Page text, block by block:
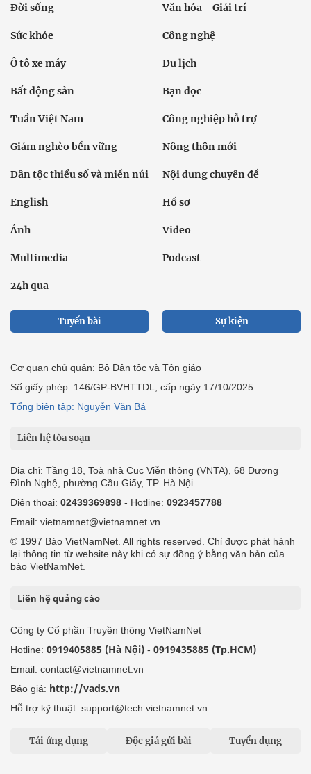
Đời sống Văn hóa - Giải trí
Sức khỏe Công nghệ
Ô tô xe máy Du lịch
Bất động sản Bạn đọc
Tuần Việt Nam Công nghiệp hỗ trợ
Giảm nghèo bền vững Nông thôn mới
Dân tộc thiểu số và miền núi Nội dung chuyên đề
English Hồ sơ
Ảnh Video
Multimedia Podcast
24h qua
Tuyến bài Sự kiện
Cơ quan chủ quản: Bộ Dân tộc và Tôn giáo
Số giấy phép: 146/GP-BVHTTDL, cấp ngày 17/10/2025
Tổng biên tập: Nguyễn Văn Bá
Liên hệ tòa soạn
Địa chỉ: Tầng 18, Toà nhà Cục Viễn thông (VNTA), 68 Dương
Đình Nghệ, phường Cầu Giấy, TP. Hà Nội.
Điện thoại: 02439369898 - Hotline: 0923457788
Email: vietnamnet@vietnamnet.vn
© 1997 Báo VietNamNet. All rights reserved. Chỉ được phát hành
lại thông tin từ website này khi có sự đồng ý bằng văn bản của
báo VietNamNet.
Liên hệ quảng cáo
Công ty Cổ phần Truyền thông VietNamNet
Hotline: 0919405885 (Hà Nội) - 0919435885 (Tp.HCM)
Email: contact@vietnamnet.vn
Báo giá: http://vads.vn
Hỗ trợ kỹ thuật: support@tech.vietnamnet.vn
Tải ứng dụng Độc giả gửi bài Tuyển dụng